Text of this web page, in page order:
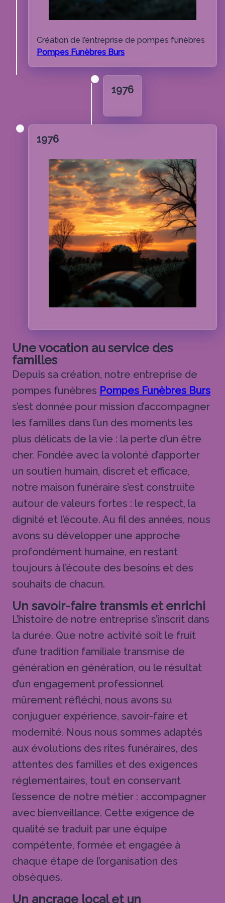
Création de l’entreprise de pompes funèbres
Pompes Funèbres Burs
1976
1976
Une vocation au service des
familles
Depuis sa création, notre entreprise de
pompes funèbres Pompes Funèbres Burs
s’est donnée pour mission d’accompagner
les familles dans l’un des moments les
plus délicats de la vie : la perte d’un être
cher. Fondée avec la volonté d’apporter
un soutien humain, discret et efficace,
notre maison funéraire s’est construite
autour de valeurs fortes : le respect, la
dignité et l’écoute. Au fil des années, nous
avons su développer une approche
profondément humaine, en restant
toujours à l’écoute des besoins et des
souhaits de chacun.
Un savoir-faire transmis et enrichi
L’histoire de notre entreprise s’inscrit dans
la durée. Que notre activité soit le fruit
d’une tradition familiale transmise de
génération en génération, ou le résultat
d’un engagement professionnel
mûrement réfléchi, nous avons su
conjuguer expérience, savoir-faire et
modernité. Nous nous sommes adaptés
aux évolutions des rites funéraires, des
attentes des familles et des exigences
réglementaires, tout en conservant
l’essence de notre métier : accompagner
avec bienveillance. Cette exigence de
qualité se traduit par une équipe
compétente, formée et engagée à
chaque étape de l’organisation des
obsèques.
Un ancrage local et un